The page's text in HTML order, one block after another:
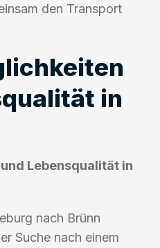
den Transport
in
Lebensqualität in
nach Brünn
Suche nach einem